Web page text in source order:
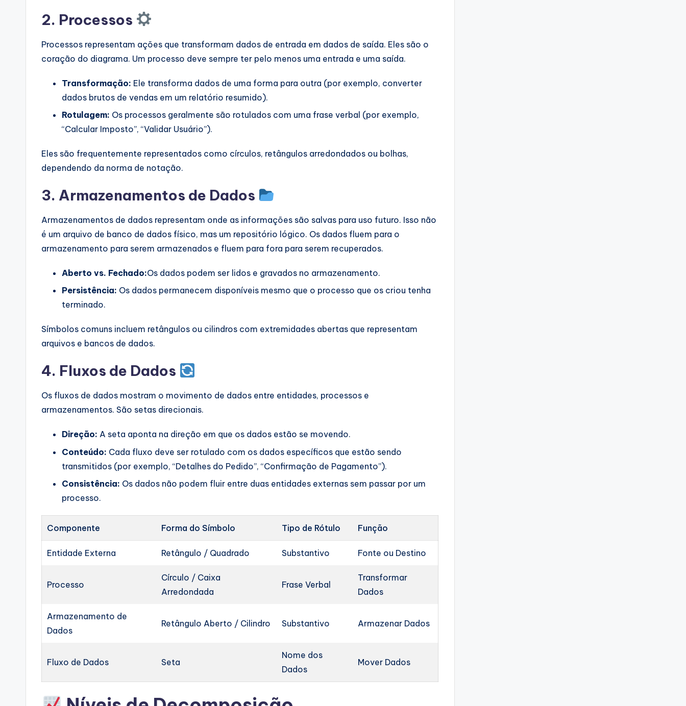
2. Processos
Processos representam ações que transformam dados de entrada em dados de saída. Eles são o
coração do diagrama. Um processo deve sempre ter pelo menos uma entrada e uma saída.
Transformação: Ele transforma dados de uma forma para outra (por exemplo, converter
dados brutos de vendas em um relatório resumido).
Rotulagem: Os processos geralmente são rotulados com uma frase verbal (por exemplo,
“Calcular Imposto”, “Validar Usuário”).
Eles são frequentemente representados como círculos, retângulos arredondados ou bolhas,
dependendo da norma de notação.
3. Armazenamentos de Dados
Armazenamentos de dados representam onde as informações são salvas para uso futuro. Isso não
é um arquivo de banco de dados físico, mas um repositório lógico. Os dados fluem para o
armazenamento para serem armazenados e fluem para fora para serem recuperados.
Aberto vs. Fechado:Os dados podem ser lidos e gravados no armazenamento.
Persistência: Os dados permanecem disponíveis mesmo que o processo que os criou tenha
terminado.
Símbolos comuns incluem retângulos ou cilindros com extremidades abertas que representam
arquivos e bancos de dados.
4. Fluxos de Dados
Os fluxos de dados mostram o movimento de dados entre entidades, processos e
armazenamentos. São setas direcionais.
Direção: A seta aponta na direção em que os dados estão se movendo.
Conteúdo: Cada fluxo deve ser rotulado com os dados específicos que estão sendo
transmitidos (por exemplo, “Detalhes do Pedido”, “Confirmação de Pagamento”).
Consistência: Os dados não podem fluir entre duas entidades externas sem passar por um
processo.
Componente Forma do Símbolo Tipo de Rótulo Função
Entidade Externa Retângulo / Quadrado Substantivo Fonte ou Destino
Processo
Círculo / Caixa
Arredondada
Frase Verbal
Transformar
Dados
Armazenamento de
Dados
Retângulo Aberto / Cilindro Substantivo Armazenar Dados
Fluxo de Dados Seta
Nome dos
Dados
Mover Dados